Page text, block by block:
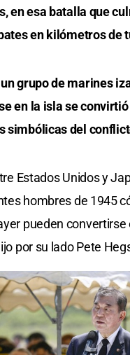
en esa batalla que
en kilómetros de
grupo de marines
en la isla se
simbólicas del
Estados Unidos y
hombres de 1945
pueden convertirse
por su lado Pete